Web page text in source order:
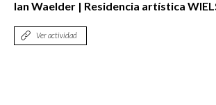
Ian Waelder | Residencia artística
Ver actividad